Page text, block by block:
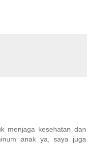
menjaga kesehatan dan
anak ya, saya juga